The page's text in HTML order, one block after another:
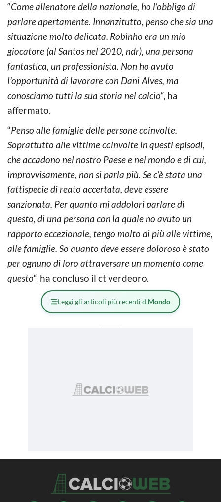
“Come allenatore della nazionale, ho l’obbligo di
parlare apertamente. Innanzitutto, penso che sia una
situazione molto delicata. Robinho era un mio
giocatore (al Santos nel 2010, ndr), una persona
fantastica, un professionista. Non ho avuto
l’opportunità di lavorare con Dani Alves, ma
conosciamo tutti la sua storia nel calcio“, ha
affermato.
“Penso alle famiglie delle persone coinvolte.
Soprattutto alle vittime coinvolte in questi episodi,
che accadono nel nostro Paese e nel mondo e di cui,
improvvisamente, non si parla più. Se c’è stata una
fattispecie di reato accertata, deve essere
sanzionata. Per quanto mi addolori parlare di
questo, di una persona con la quale ho avuto un
rapporto eccezionale, tengo molto di più alle vittime,
alle famiglie. So quanto deve essere doloroso è stato
per ognuno di loro attraversare un momento come
questo“, ha concluso il ct verdeoro.
Leggi gli articoli più recenti diMondo